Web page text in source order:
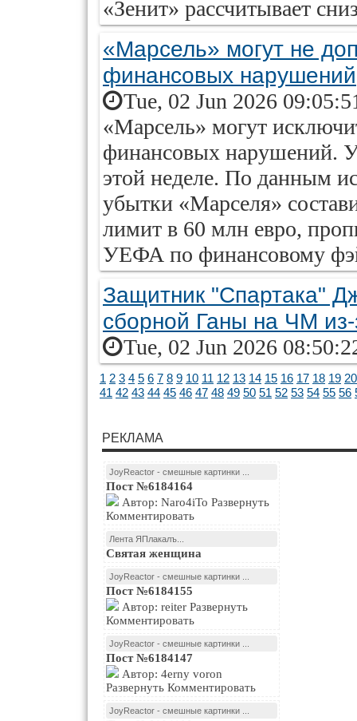
«Зенит» рассчитывает
«Марсель» могут не
финансовых нарушений
Tue, 02 Jun 2026
«Марсель» могут
финансовых нарушений.
этой неделе. По данным
убытки «Марселя»
лимит в 60 млн евро,
УЕФА по финансовому
Защитник "Спартака"
сборной Ганы на ЧМ
Tue, 02 Jun 2026
1 2 3 4 5 6 7 8 9 10 11 12 13 14 15 16 17 18 19 20
41 42 43 44 45 46 47 48 49 50 51 52 53 54 55 56
РЕКЛАМА
JoyReactor - смешные картинки ...
Пост №6184164
Комментировать
Лента ЯПлакалъ...
Святая женщина
JoyReactor - смешные картинки ...
Пост №6184155
Комментировать
JoyReactor - смешные картинки ...
Пост №6184147
Развернуть Комментировать
JoyReactor - смешные картинки ...